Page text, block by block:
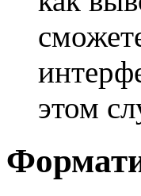
этом